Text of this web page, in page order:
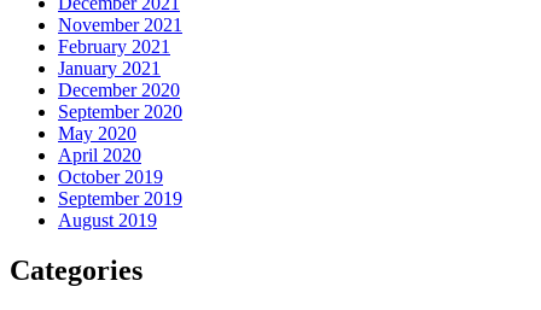
November 2021
February 2021
January 2021
December 2020
September 2020
May 2020
April 2020
October 2019
September 2019
August 2019
Categories